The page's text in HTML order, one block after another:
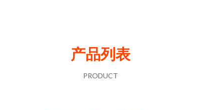
产品列表
PRODUCT